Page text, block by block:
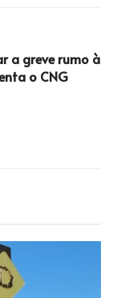
a greve rumo à
o CNG